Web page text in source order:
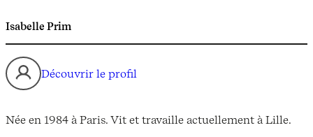
Isabelle Prim
Découvrir le profil
Née en 1984 à Paris. Vit et travaille actuellement à Lille.